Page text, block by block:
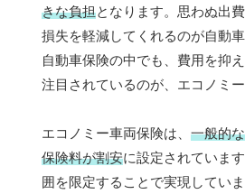
きな負担となります。思わぬ出
損失を軽減してくれるのが自動
自動車保険の中でも、費用を抑
注目されているのが、エコノミー
エコノミー車両保険は、 一般的
保険料が割安に設定されていま
囲を限定することで実現してい